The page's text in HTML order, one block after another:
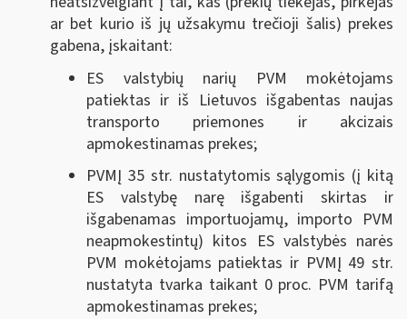
ar bet kurio iš jų užsakymu trečioji šalis) prekes
gabena, įskaitant:
ES valstybių narių PVM mokėtojams
patiektas ir iš Lietuvos išgabentas naujas
transporto priemones ir akcizais
apmokestinamas prekes;
PVMĮ 35 str. nustatytomis sąlygomis (į kitą
ES valstybę narę išgabenti skirtas ir
išgabenamas importuojamų, importo PVM
neapmokestintų) kitos ES valstybės narės
PVM mokėtojams patiektas ir PVMĮ 49 str.
nustatyta tvarka taikant 0 proc. PVM tarifą
apmokestinamas prekes;